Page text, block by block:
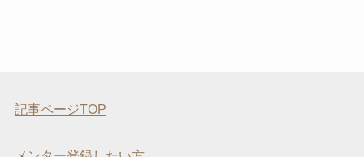
記事ページTOP